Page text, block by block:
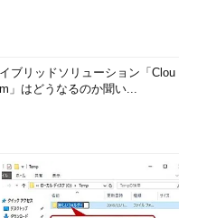
ブリッドソリューション「Clou
」はどうなるのか聞い...